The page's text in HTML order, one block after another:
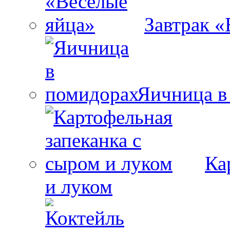
Завтрак
Яичница
и луком